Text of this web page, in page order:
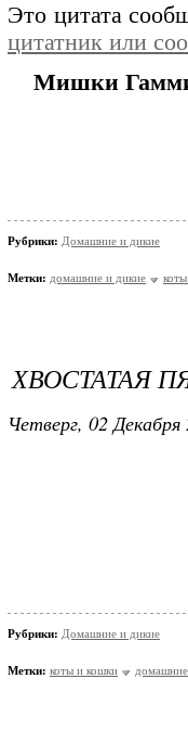
Это цитата
цитатник или
Мишки
Рубрики: Домашние и дикие
Метки: домашние и дикие
ХВОСТАТАЯ
Четверг, 02
Рубрики: Домашние и дикие
Метки: коты и кошки